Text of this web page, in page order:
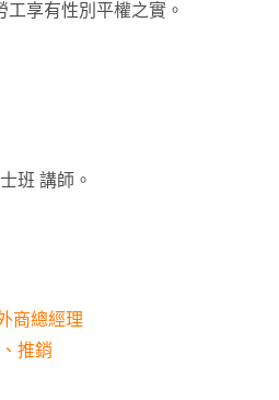
享有性別平權之實。
班 講師。
商總經理
推銷